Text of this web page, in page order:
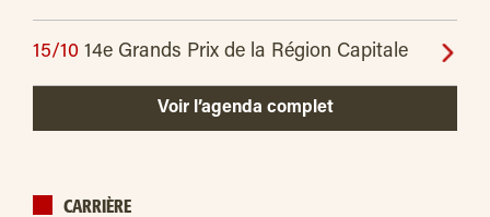
15/10 14e Grands Prix de la Région Capitale
Voir l’agenda complet
CARRIÈRE